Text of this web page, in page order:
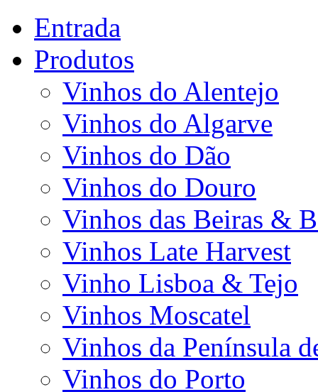
Entrada
Produtos
Vinhos do Alentejo
Vinhos do Algarve
Vinhos do Dão
Vinhos do Douro
Vinhos das Beiras &
Vinhos Late Harvest
Vinho Lisboa & Tejo
Vinhos Moscatel
Vinhos da Península
Vinhos do Porto